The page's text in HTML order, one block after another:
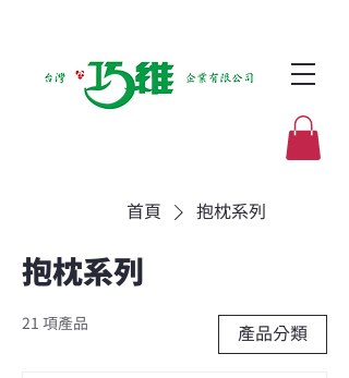
首頁 抱枕系列
抱枕系列
21 項產品 產品分類